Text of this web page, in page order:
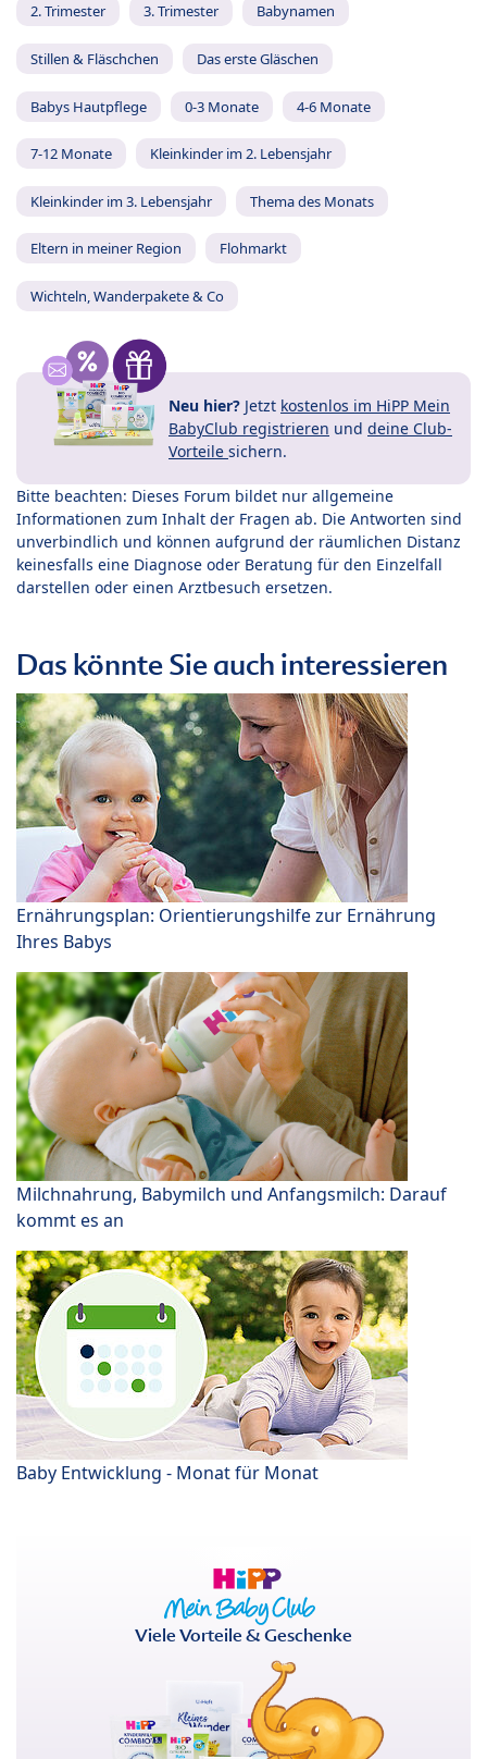
2. Trimester 3. Trimester Babynamen
Stillen & Fläschchen Das erste Gläschen
Babys Hautpflege 0-3 Monate 4-6 Monate
7-12 Monate Kleinkinder im 2. Lebensjahr
Kleinkinder im 3. Lebensjahr Thema des Monats
Eltern in meiner Region Flohmarkt
Wichteln, Wanderpakete & Co
Neu hier? Jetzt kostenlos im HiPP Mein
BabyClub registrieren und deine Club-
Vorteile sichern.
Bitte beachten: Dieses Forum bildet nur allgemeine
Informationen zum Inhalt der Fragen ab. Die Antworten sind
unverbindlich und können aufgrund der räumlichen Distanz
keinesfalls eine Diagnose oder Beratung für den Einzelfall
darstellen oder einen Arztbesuch ersetzen.
Das könnte Sie auch interessieren
Ernährungsplan: Orientierungshilfe zur Ernährung
Ihres Babys
Milchnahrung, Babymilch und Anfangsmilch: Darauf
kommt es an
Baby Entwicklung - Monat für Monat
Viele Vorteile & Geschenke